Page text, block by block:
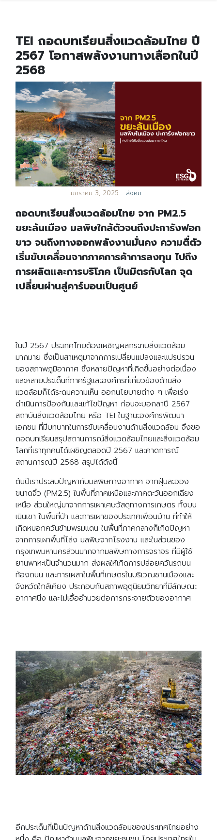
TEI ถอดบทเรียนสิ่งแวดล้อมไทย ปี
2567 โอกาสพลังงานทางเลือกในปี
2568
มกราคม 3, 2025 สังคม
ถอดบทเรียนสิ่งแวดล้อมไทย จาก PM2.5
ขยะล้นเมือง มลพิษใกล้ตัวจนถึงปะการังฟอก
ขาว จนถึงทางออกพลังงานมั่นคง ความตื่ตัว
เริ่มขับเคลื่อนจากภาคการค้าการลงทุน ไปถึง
การผลิตและการบริโภค เป็นมิตรกับโลก จุด
เปลี่ยนผ่านสู่คาร์บอนเป็นศูนย์
​ในปี 2567 ประเทศไทยต้องเผชิญผลกระทบสิ่งแวดล้อม
มากมาย ซึ่งเป็นสาเหตุมาจากการเปลี่ยนแปลงและแปรปรวน
ของสภาพภูมิอากาศ ซึ่งหลายปัญหาที่เกิดขึ้นอย่างต่อเนื่อง
และหลายประเด็นที่ภาครัฐและองค์กรที่เกี่ยวข้องด้านสิ่ง
แวดล้อมก็ได้ระดมความเห็น ออกนโยบายต่าง ๆ เพื่อเร่ง
ดำเนินการป้องกันและแก้ไขปัญหา ก่อนจะบอกลาปี 2567
สถาบันสิ่งแวดล้อมไทย หรือ TEI ในฐานะองค์กรพัฒนา
เอกชน ที่มีบทบาทในการขับเคลื่อนงานด้านสิ่งแวดล้อม จึงขอ
ถอดบทเรียนสรุปสถานการณ์สิ่งแวดล้อมไทยและสิ่งแวดล้อม
โลกที่เราทุกคนได้เผชิญตลอดปี 2567 และคาดการณ์
สถานการณ์ปี 2568 สรุปได้ดังนี้
ต้นปีเราประสบปัญหากับมลพิษทางอากาศ จากฝุ่นละออง
ขนาดจิ๋ว (PM2.5) ในพื้นที่ภาคเหนือและภาคตะวันออกเฉียง
เหนือ ส่วนใหญ่มาจากการเผาเศษวัสดุทางการเกษตร ทั้งบน
เนินเขา ในพื้นที่ป่า และการเผาของประเทศเพื่อนบ้าน ที่ทำให้
เกิดหมอกควันข้ามพรมแดน ในพื้นที่ภาคกลางก็เกิดปัญหา
จากการเผาพื้นที่โล่ง มลพิษจากโรงงาน และในส่วนของ
กรุงเทพมหานครส่วนมากจากมลพิษทางการจราจร ที่มีผู้ใช้
ยานพาหะเป็นจำนวนมาก ส่งผลให้เกิดการปล่อยควันรถบน
ท้องถนน และการเผสาในพื้นที่เกษตรในบริเวณชานเมืองและ
จังหวัดใกล้เคียง ประกอบกับสภาพอุตุนิยมวิทยาที่มีลักษณะ
อากาศนิ่ง และไม่เอื้ออำนวยต่อการกระจายตัวของอากาศ
อีกประเด็นที่เป็นปัญหาด้านสิ่งแวดล้อมของประเทศไทยอย่าง